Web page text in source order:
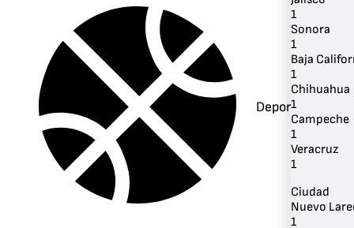
Deportes
1
Sonora
1
Baja
1
Chihuahua
1
Campeche
1
Veracruz
1
Ciudad
Nuevo
1